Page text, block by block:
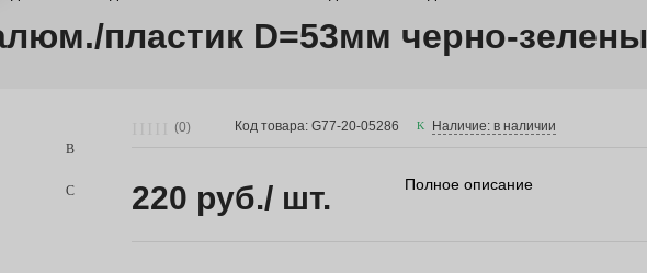
пластик D=53мм черно-зелены
(0) Код товара: G77-20-05286 Наличие: в наличии
220 руб./ шт. Полное описание